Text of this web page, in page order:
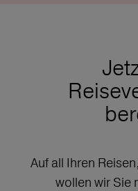
Auf all Ihren
wollen wir Sie